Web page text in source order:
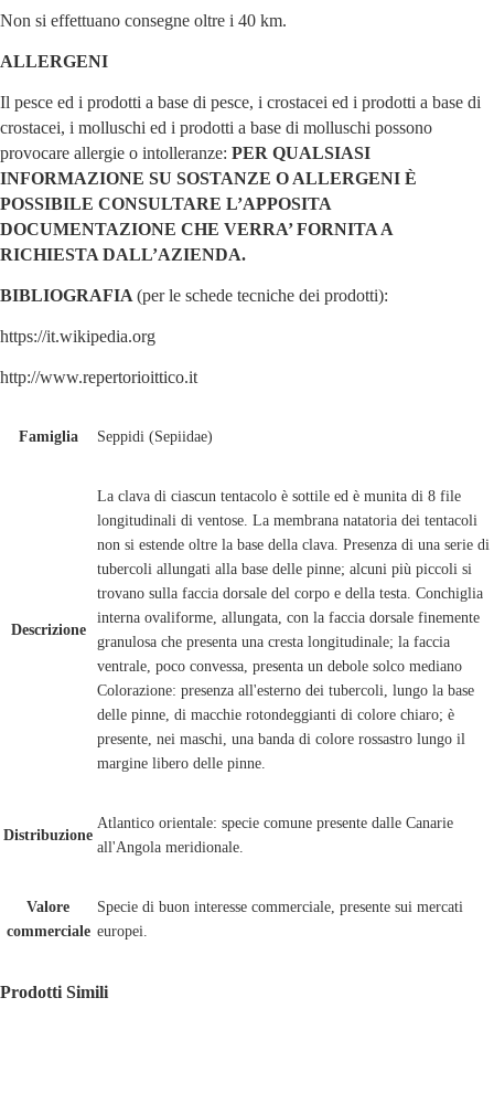
Non si effettuano consegne oltre i 40 km.
ALLERGENI
Il pesce ed i prodotti a base di pesce, i crostacei ed i prodotti a base di
crostacei, i molluschi ed i prodotti a base di molluschi possono
provocare allergie o intolleranze: PER QUALSIASI
INFORMAZIONE SU SOSTANZE O ALLERGENI È
POSSIBILE CONSULTARE L’APPOSITA
DOCUMENTAZIONE CHE VERRA’ FORNITA A
RICHIESTA DALL’AZIENDA.
BIBLIOGRAFIA (per le schede tecniche dei prodotti):
https://it.wikipedia.org
http://www.repertorioittico.it
Famiglia Seppidi (Sepiidae)
Descrizione
La clava di ciascun tentacolo è sottile ed è munita di 8 file
longitudinali di ventose. La membrana natatoria dei tentacoli
non si estende oltre la base della clava. Presenza di una serie di
tubercoli allungati alla base delle pinne; alcuni più piccoli si
trovano sulla faccia dorsale del corpo e della testa. Conchiglia
interna ovaliforme, allungata, con la faccia dorsale finemente
granulosa che presenta una cresta longitudinale; la faccia
ventrale, poco convessa, presenta un debole solco mediano
Colorazione: presenza all'esterno dei tubercoli, lungo la base
delle pinne, di macchie rotondeggianti di colore chiaro; è
presente, nei maschi, una banda di colore rossastro lungo il
margine libero delle pinne.
Distribuzione
Atlantico orientale: specie comune presente dalle Canarie
all'Angola meridionale.
Valore
commerciale
Specie di buon interesse commerciale, presente sui mercati
europei.
Prodotti Simili